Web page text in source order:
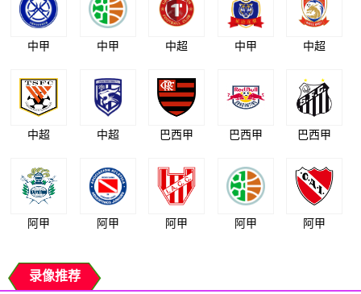
中甲 中甲 中超 中甲 中超
中超 中超 巴西甲 巴西甲 巴西甲
阿甲 阿甲 阿甲 阿甲 阿甲
录像推荐